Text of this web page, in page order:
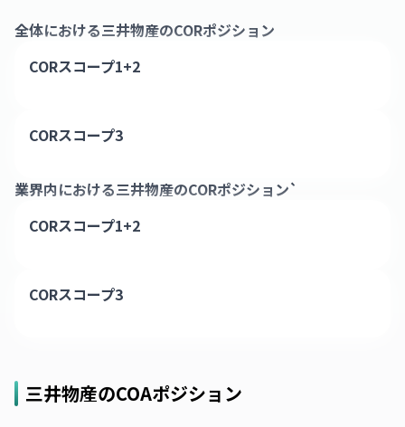
全体における三井物産のCORポジション
CORスコープ1+2
CORスコープ3
業界内における三井物産のCORポジション`
CORスコープ1+2
CORスコープ3
三井物産のCOAポジション